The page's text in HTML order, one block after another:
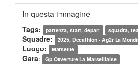
In questa immagine
Tags: partenza, start, depart squadra,
Squadre: 2025, Decathlon - Ag2r La
Luogo: Marseille
Gara: Gp Ouverture La Marseillaise